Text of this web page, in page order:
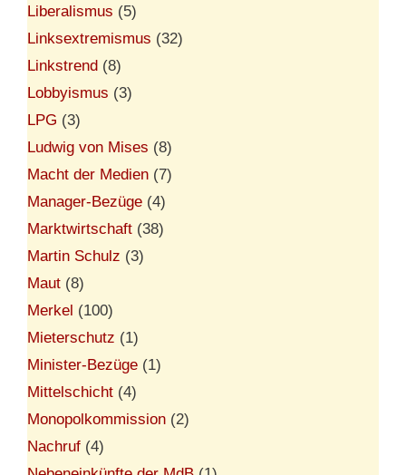
Liberalismus (5)
Linksextremismus (32)
Linkstrend (8)
Lobbyismus (3)
LPG (3)
Ludwig von Mises (8)
Macht der Medien (7)
Manager-Bezüge (4)
Marktwirtschaft (38)
Martin Schulz (3)
Maut (8)
Merkel (100)
Mieterschutz (1)
Minister-Bezüge (1)
Mittelschicht (4)
Monopolkommission (2)
Nachruf (4)